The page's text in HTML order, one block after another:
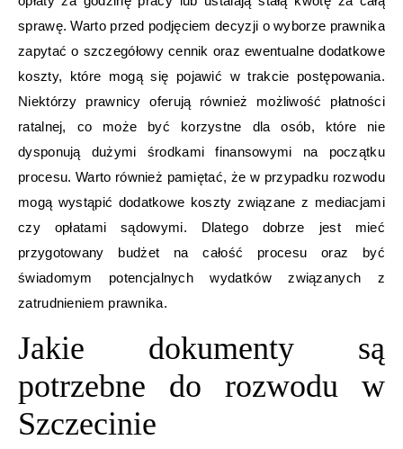
sprawę. Warto przed podjęciem decyzji o wyborze prawnika
zapytać o szczegółowy cennik oraz ewentualne dodatkowe
koszty, które mogą się pojawić w trakcie postępowania.
Niektórzy prawnicy oferują również możliwość płatności
ratalnej, co może być korzystne dla osób, które nie
dysponują dużymi środkami finansowymi na początku
procesu. Warto również pamiętać, że w przypadku rozwodu
mogą wystąpić dodatkowe koszty związane z mediacjami
czy opłatami sądowymi. Dlatego dobrze jest mieć
przygotowany budżet na całość procesu oraz być
świadomym potencjalnych wydatków związanych z
zatrudnieniem prawnika.
Jakie dokumenty są
potrzebne do rozwodu w
Szczecinie